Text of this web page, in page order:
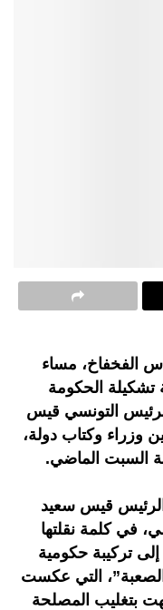
الفخفاخ، مساء
تشكيلة الحكومة
الرئيس التونسي قيس
من 32 عضوا، بين وزراء وكتاب دولة،
قيس سعيد
يناير الماضي، في كلمة نقلتها
تركيبة حكومية
التي عكست
بتغليب المصلحة